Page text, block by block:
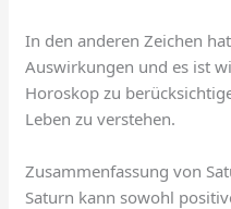
In den anderen Zeichen
Auswirkungen und es ist
Horoskop zu
Leben zu verstehen.
Zusammenfassung von
Saturn kann sowohl